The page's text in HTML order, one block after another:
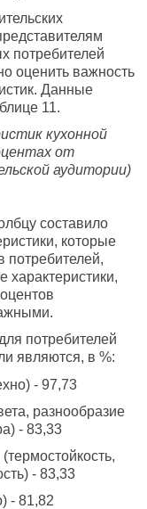
потребителей
оценить важность
Данные
11.
кухонной
от
аудитории)
составило
которые
потребителей,
потребителей
являются, в %:
- 97,73
разнообразие
- 83,33
- 83,33
- 81,82